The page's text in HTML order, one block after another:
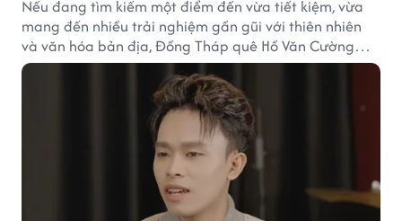
Nếu đang tìm kiếm một điểm đến vừa tiết kiệm, vừa
mang đến nhiều trải nghiệm gần gũi với thiên nhiên
và văn hóa bản địa, Đồng Tháp quê Hồ Văn Cường
chắc chắn là lựa chọn đáng cân nhắc.